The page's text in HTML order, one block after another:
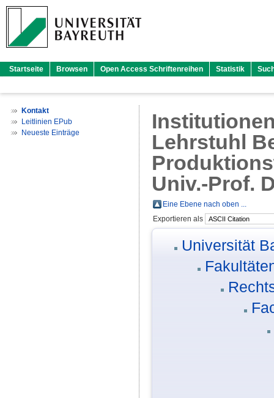
Startseite Browsen Open Access Schriftenreihen Statistik
Kontakt
Leitlinien EPub
Neueste Einträge
Lehrstuhl
Univ.-Prof.
Eine Ebene nach oben ...
Exportieren als
Universität